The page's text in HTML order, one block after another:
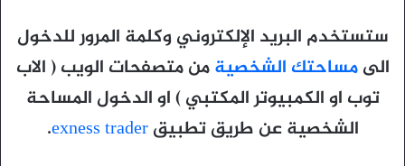
ستستخدم البريد الإلكتروني وكلمة المرور للدخول
الىمساحتك الشخصيةمن متصفحات الويب ( الاب
توب او الكمبيوتر المكتبي ) او الدخول المساحة
الشخصية عن طريق تطبيقexness trader
.